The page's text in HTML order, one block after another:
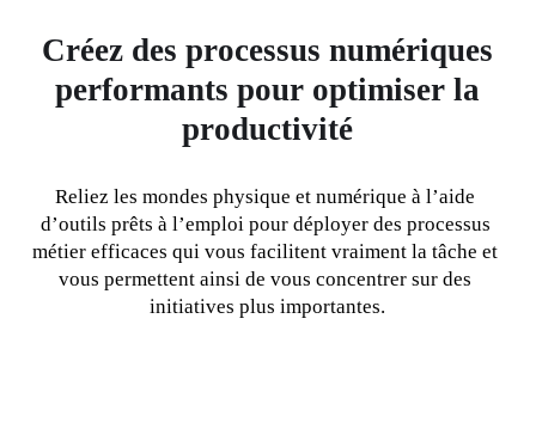
Créez des processus numériques
performants pour optimiser la
productivité
Reliez les mondes physique et numérique à l’aide
d’outils prêts à l’emploi pour déployer des processus
métier efficaces qui vous facilitent vraiment la tâche et
vous permettent ainsi de vous concentrer sur des
initiatives plus importantes.